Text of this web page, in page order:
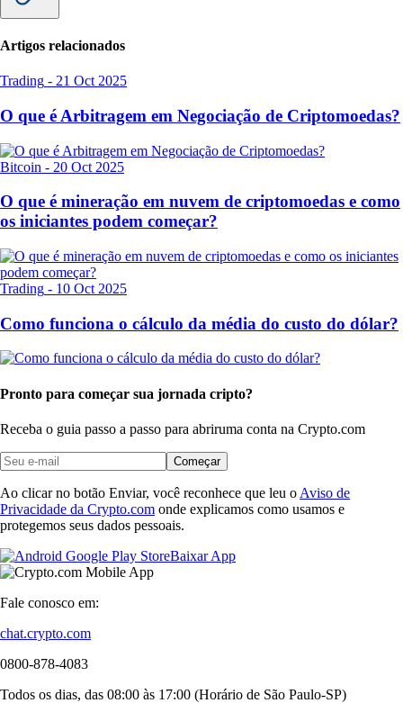
Artigos relacionados
Trading - 21 Oct 2025
O que é Arbitragem em Negociação de Criptomoedas?
Bitcoin - 20 Oct 2025
O que é mineração em nuvem de criptomoedas e como
os iniciantes podem começar?
Trading - 10 Oct 2025
Como funciona o cálculo da média do custo do dólar?
Pronto para começar sua jornada cripto?
Receba o guia passo a passo para abriruma conta na Crypto.com
Começar
Ao clicar no botão Enviar, você reconhece que leu o Aviso de
Privacidade da Crypto.com onde explicamos como usamos e
protegemos seus dados pessoais.
Baixar App
Fale conosco em:
chat.crypto.com
0800-878-4083
Todos os dias, das 08:00 às 17:00 (Horário de São Paulo-SP)